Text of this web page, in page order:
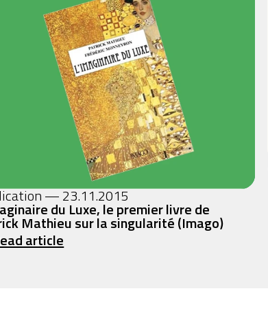
— 23.11.2015
du Luxe, le premier livre de
Mathieu sur la singularité (Imago)
article